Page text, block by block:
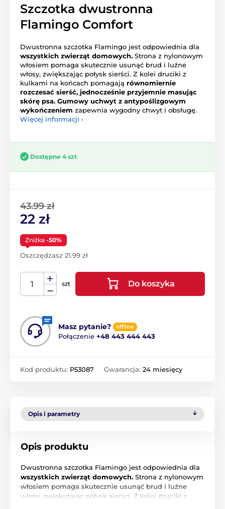
Szczotka dwustronna
Flamingo Comfort
Dwustronna szczotka Flamingo jest odpowiednia dla
wszystkich zwierząt domowych. Strona z nylonowym
włosiem pomaga skutecznie usunąć brud i luźne
włosy, zwiększając połysk sierści. Z kolei druciki z
kulkami na końcach pomagają równomiernie
rozczesać sierść, jednocześnie przyjemnie masując
skórę psa. Gumowy uchwyt z antypoślizgowym
wykończeniem zapewnia wygodny chwyt i obsługę.
Więcej informacji ›
Dostępne 4 szt
43.99 zł
22 zł
Zniżka -50%
Oszczędzasz 21.99 zł
szt Do koszyka
Masz pytanie? offline
Połączenie +48 443 444 443
Kod produktu: P53087 Gwarancja: 24 miesięcy
Opis i parametry
Opis produktu
Dwustronna szczotka Flamingo jest odpowiednia dla
wszystkich zwierząt domowych. Strona z nylonowym
włosiem pomaga skutecznie usunąć brud i luźne
włosy, zwiększając połysk sierści. Z kolei druciki z